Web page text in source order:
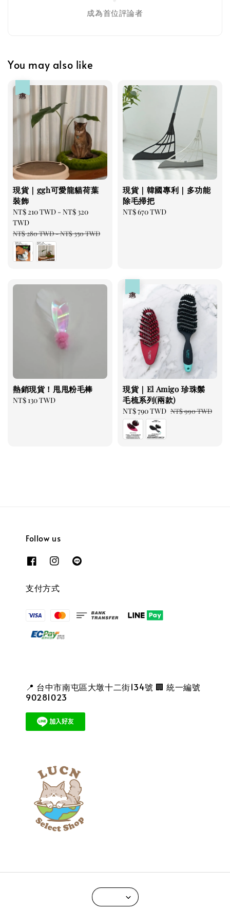
成為首位評論者
You may also like
現貨｜ggh可愛龍貓荷葉
裝飾
Sale
price
NT$ 210 TWD - NT$ 320
TWD
Regular
price
NT$ 280 TWD-NT$ 350 TWD
現貨｜韓國專利｜多功能
除毛掃把
Regular
NT$ 670 TWD
熱銷現貨！甩甩粉毛棒
Regular
NT$ 130 TWD
現貨｜El Amigo 珍珠鬃
毛梳系列(兩款)
Sale
price
NT$ 790 TWD Regular
NT$ 990 TWD
Follow us
支付方式
📍 台中市南屯區大墩十二街134號 🏢 統一編號
90281023